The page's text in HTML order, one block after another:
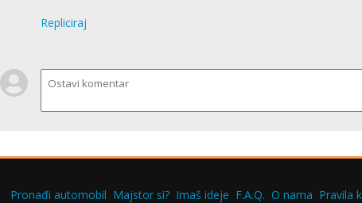
Repliciraj
Pronađi automobil Majstor si? Imaš ideje F.A.Q. O nama Pravila